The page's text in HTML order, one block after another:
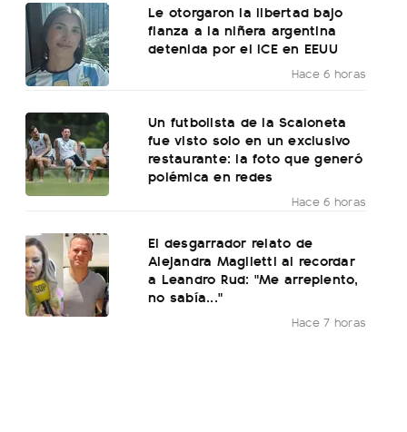
Le otorgaron la libertad bajo
fianza a la niñera argentina
detenida por el ICE en EEUU
Hace 6 horas
Un futbolista de la Scaloneta
fue visto solo en un exclusivo
restaurante: la foto que generó
polémica en redes
Hace 6 horas
El desgarrador relato de
Alejandra Maglietti al recordar
a Leandro Rud: "Me arrepiento,
no sabía..."
Hace 7 horas